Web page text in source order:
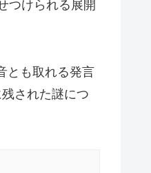
つけられる展開
とも取れる発言
された謎につ